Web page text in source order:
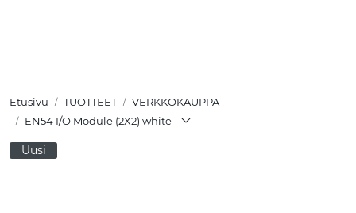
Etusivu TUOTTEET
VERKKOKAUPPA
EN54 I/O Module (2X2) white
Uusi
RATKAISUT
MEISTÄ